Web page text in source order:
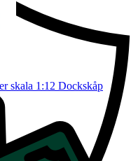
skala 1:12 Dockskåp